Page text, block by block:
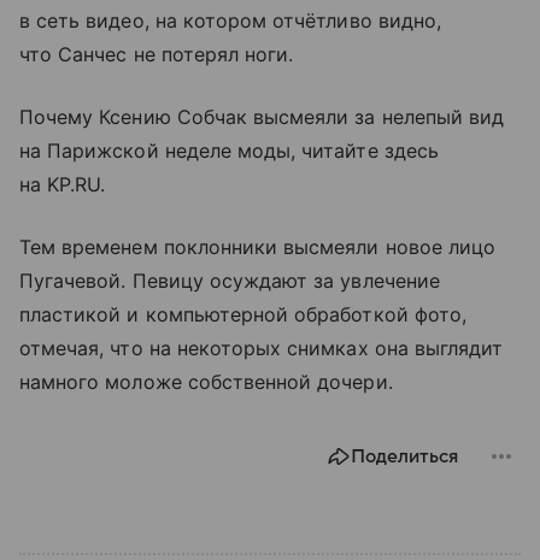
в сеть видео, на котором отчётливо видно,
что Санчес не потерял ноги.
Почему Ксению Собчак высмеяли за нелепый вид
на Парижской неделе моды, читайте здесь
на KP.RU.
Тем временем поклонники высмеяли новое лицо
Пугачевой. Певицу осуждают за увлечение
пластикой и компьютерной обработкой фото,
отмечая, что на некоторых снимках она выглядит
намного моложе собственной дочери.
Поделиться